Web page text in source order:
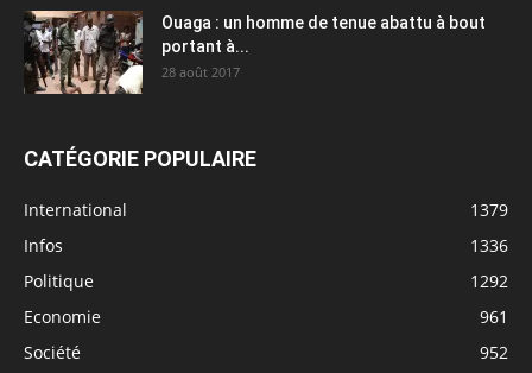
Ouaga : un homme de tenue abattu à bout
portant à...
28 août 2017
CATÉGORIE POPULAIRE
International
1379
Infos
1336
Politique
1292
Economie
961
Société
952